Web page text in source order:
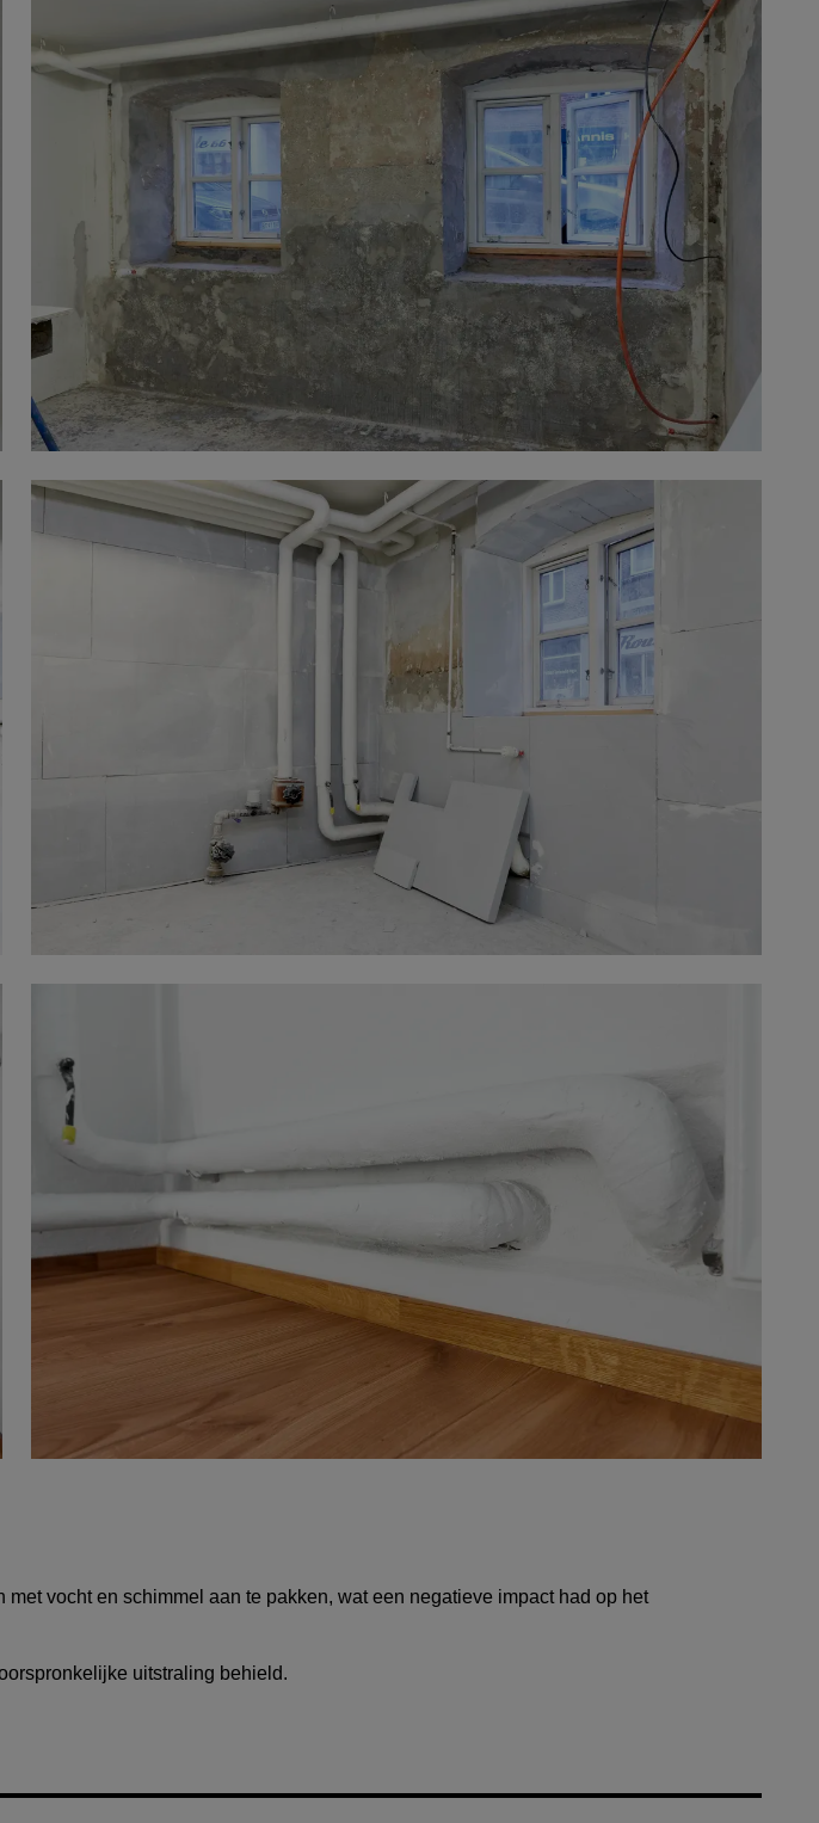
met vocht en schimmel aan te pakken, wat een negatieve impact had op het
uitstraling behield.